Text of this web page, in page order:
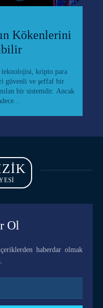
Kökenlerini
kripto para
güvenli ve şeffaf bir
bir sistemdir. Ancak
Ol
haberdar olmak